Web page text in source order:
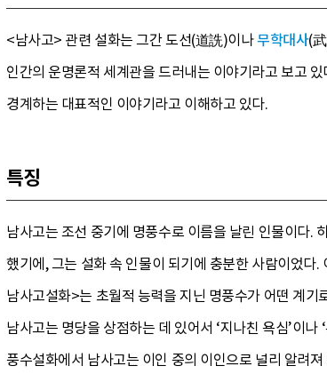
<남사고> 관련 설화는 그간 도선(道詵)이나무학대사(
인간의 운명론적 세계관을 드러내는 이야기라고 보고
경계하는 대표적인 이야기라고 이해하고 있다.
특징
남사고는 조선 중기에 명풍수로 이름을 날린 인물이다.
했기에, 그는 설화 속 인물이 되기에 충분한 사람이었다
남사고설화>는 초월적 능력을 지닌 명풍수가 어떤 계기
남사고는 명당을 상점하는 데 있어서 ‘지나친 욕심’이
풍수설화에서 남사고는 이인 중의 이인으로 널리 알려